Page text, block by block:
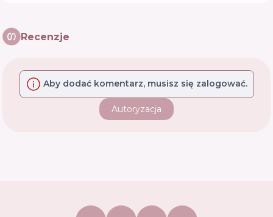
Recenzje
Aby dodać komentarz, musisz się zalogować.
Autoryzacja